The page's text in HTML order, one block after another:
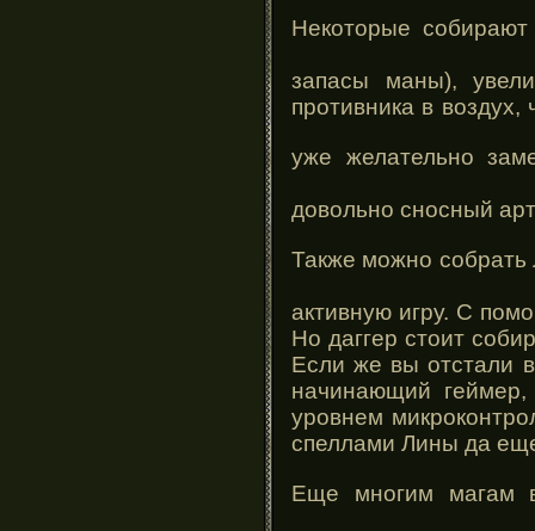
Некоторые
запасы маны),
противника в воздух,
уже желательно
довольно сносный
Также можно
активную игру. С
Но даггер стоит
Если же вы отстали
начинающий
уровнем
спеллами Лины да
Еще многим магам